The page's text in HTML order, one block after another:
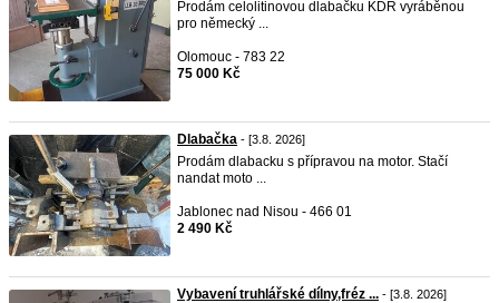
Prodám celolitinovou dlabačku KDR vyráběnou
pro německý ...
Olomouc - 783 22
75 000 Kč
Dlabačka - [3.8. 2026]
Prodám dlabacku s přípravou na motor. Stačí
nandat moto ...
Jablonec nad Nisou - 466 01
2 490 Kč
Vybavení truhlářské dílny,fréz ... - [3.8. 2026]